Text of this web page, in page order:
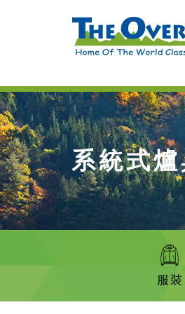
系統式
服裝